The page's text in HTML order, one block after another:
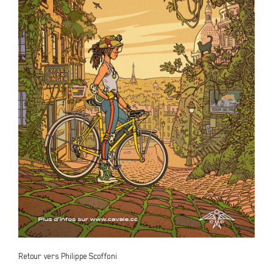
Retour vers Philippe Scoffoni